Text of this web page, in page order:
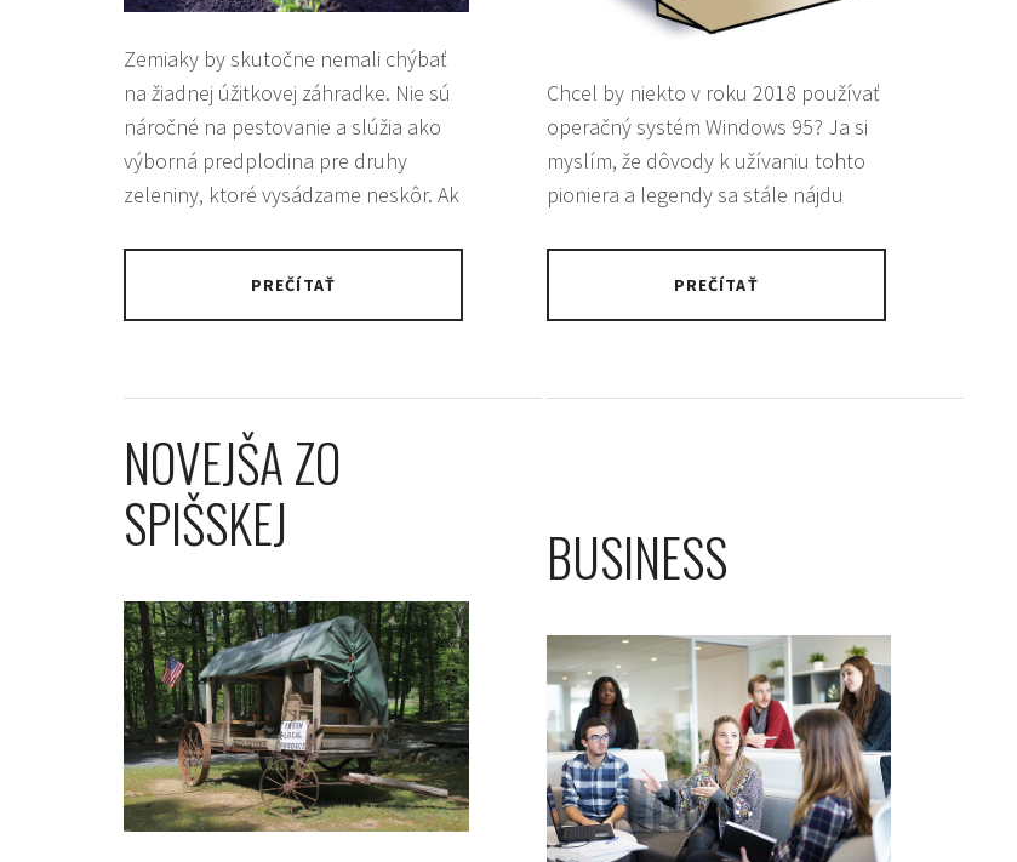
Zemiaky by skutočne nemali chýbať
na žiadnej úžitkovej záhradke. Nie sú
náročné na pestovanie a slúžia ako
výborná predplodina pre druhy
zeleniny, ktoré vysádzame neskôr. Ak
PREČÍTAŤ
Chcel by niekto v roku 2018 používať
operačný systém Windows 95? Ja si
myslím, že dôvody k užívaniu tohto
pioniera a legendy sa stále nájdu
PREČÍTAŤ
NOVEJŠA ZO
SPIŠSKEJ
BUSINESS